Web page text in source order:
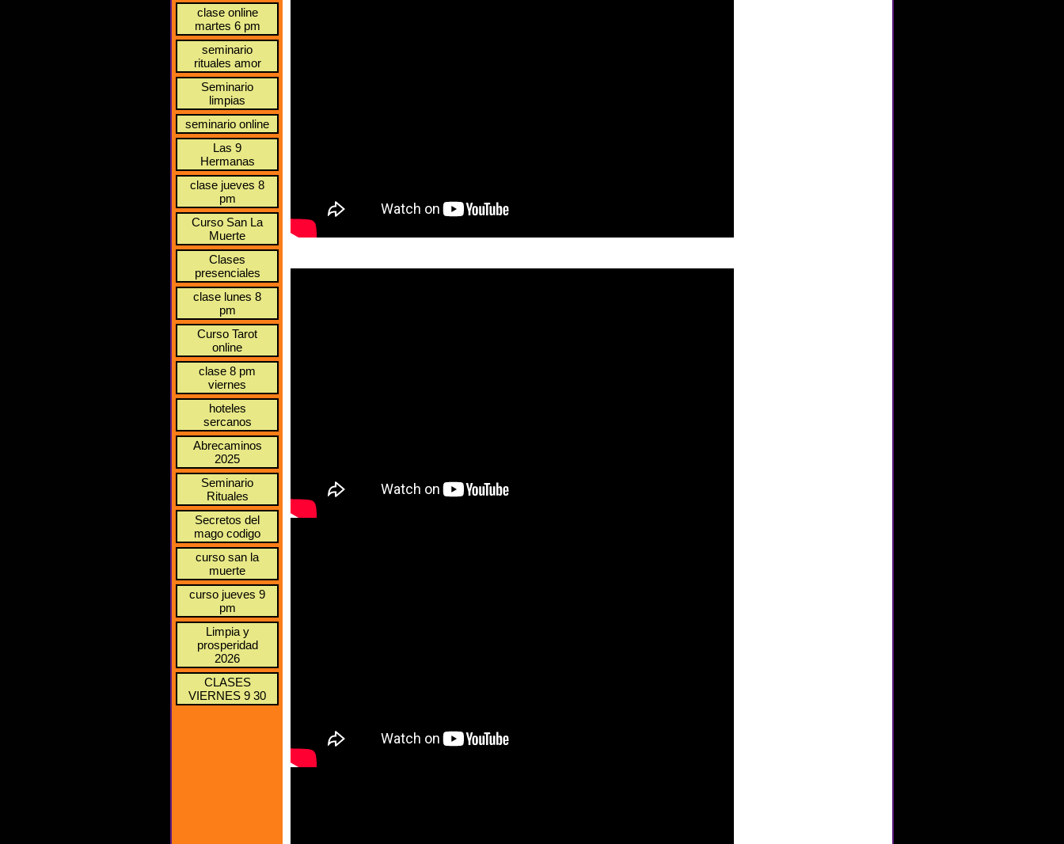
clase online
martes 6 pm
seminario
rituales amor
Seminario
limpias
seminario online
Las 9
Hermanas
clase jueves 8
pm
Curso San La
Muerte
Clases
presenciales
clase lunes 8
pm
Curso Tarot
online
clase 8 pm
viernes
hoteles
sercanos
Abrecaminos
2025
Seminario
Rituales
Secretos del
mago codigo
curso san la
muerte
curso jueves 9
pm
Limpia y
prosperidad
2026
CLASES
VIERNES 9 30